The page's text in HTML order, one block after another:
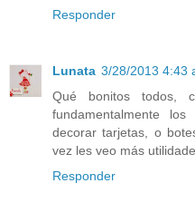
Responder
Lunata 3/28/2013 4:43
Qué bonitos todos,
fundamentalmente
decorar tarjetas, o
vez les veo más
Responder